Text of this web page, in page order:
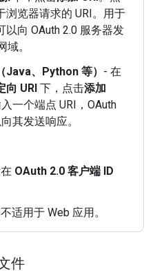
浏览器请求的 URI。用于
以向 OAuth 2.0 服务器发
域。
Java、Python 等） - 在
向 URI 下，点击添加
一个端点 URI，OAuth
其发送响应。
OAuth 2.0 客户端 ID
适用于 Web 应用。
件